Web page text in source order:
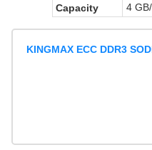
Capacity
4
KINGMAX ECC DDR3